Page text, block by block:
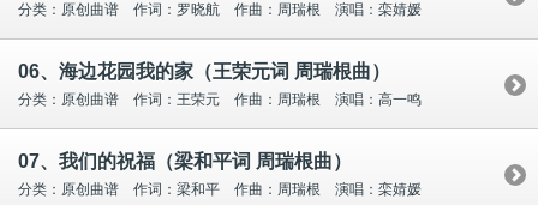
分类：原创曲谱 作词：罗晓航 作曲：周瑞根 演唱：栾婧媛
06、海边花园我的家（王荣元词 周瑞根曲）
分类：原创曲谱 作词：王荣元 作曲：周瑞根 演唱：高一鸣
07、我们的祝福（梁和平词 周瑞根曲）
分类：原创曲谱 作词：梁和平 作曲：周瑞根 演唱：栾婧媛